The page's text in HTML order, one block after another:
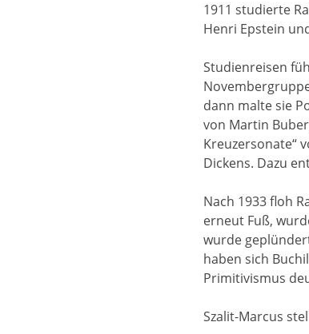
1911 studierte
Henri Epstein
Studienreisen
dann malte sie
von Martin
Kreuzersonate“
Dickens. Dazu
Nach 1933 floh
erneut Fuß,
wurde
haben sich
Primitivismus
Szalit-Marcus